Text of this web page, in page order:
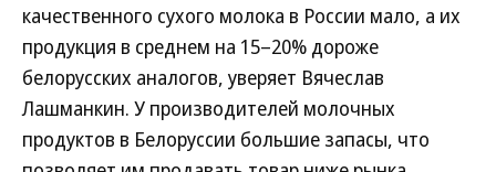
качественного сухого молока в России мало, а их
продукция в среднем на 15–20% дороже
белорусских аналогов, уверяет Вячеслав
Лашманкин. У производителей молочных
продуктов в Белоруссии большие запасы, что